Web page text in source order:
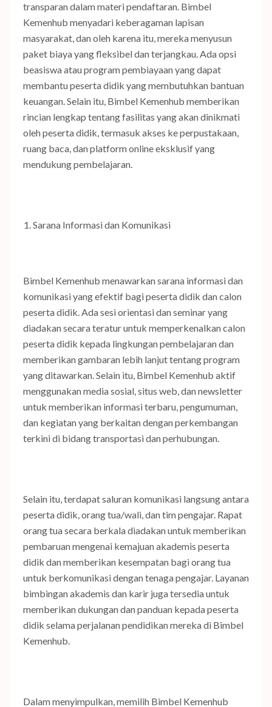
transparan dalam materi pendaftaran. Bimbel
Kemenhub menyadari keberagaman lapisan
masyarakat, dan oleh karena itu, mereka menyusun
paket biaya yang fleksibel dan terjangkau. Ada opsi
beasiswa atau program pembiayaan yang dapat
membantu peserta didik yang membutuhkan bantuan
keuangan. Selain itu, Bimbel Kemenhub memberikan
rincian lengkap tentang fasilitas yang akan dinikmati
oleh peserta didik, termasuk akses ke perpustakaan,
ruang baca, dan platform online eksklusif yang
mendukung pembelajaran.
Sarana Informasi dan Komunikasi
Bimbel Kemenhub menawarkan sarana informasi dan
komunikasi yang efektif bagi peserta didik dan calon
peserta didik. Ada sesi orientasi dan seminar yang
diadakan secara teratur untuk memperkenalkan calon
peserta didik kepada lingkungan pembelajaran dan
memberikan gambaran lebih lanjut tentang program
yang ditawarkan. Selain itu, Bimbel Kemenhub aktif
menggunakan media sosial, situs web, dan newsletter
untuk memberikan informasi terbaru, pengumuman,
dan kegiatan yang berkaitan dengan perkembangan
terkini di bidang transportasi dan perhubungan.
Selain itu, terdapat saluran komunikasi langsung antara
peserta didik, orang tua/wali, dan tim pengajar. Rapat
orang tua secara berkala diadakan untuk memberikan
pembaruan mengenai kemajuan akademis peserta
didik dan memberikan kesempatan bagi orang tua
untuk berkomunikasi dengan tenaga pengajar. Layanan
bimbingan akademis dan karir juga tersedia untuk
memberikan dukungan dan panduan kepada peserta
didik selama perjalanan pendidikan mereka di Bimbel
Kemenhub.
Dalam menyimpulkan, memilih Bimbel Kemenhub